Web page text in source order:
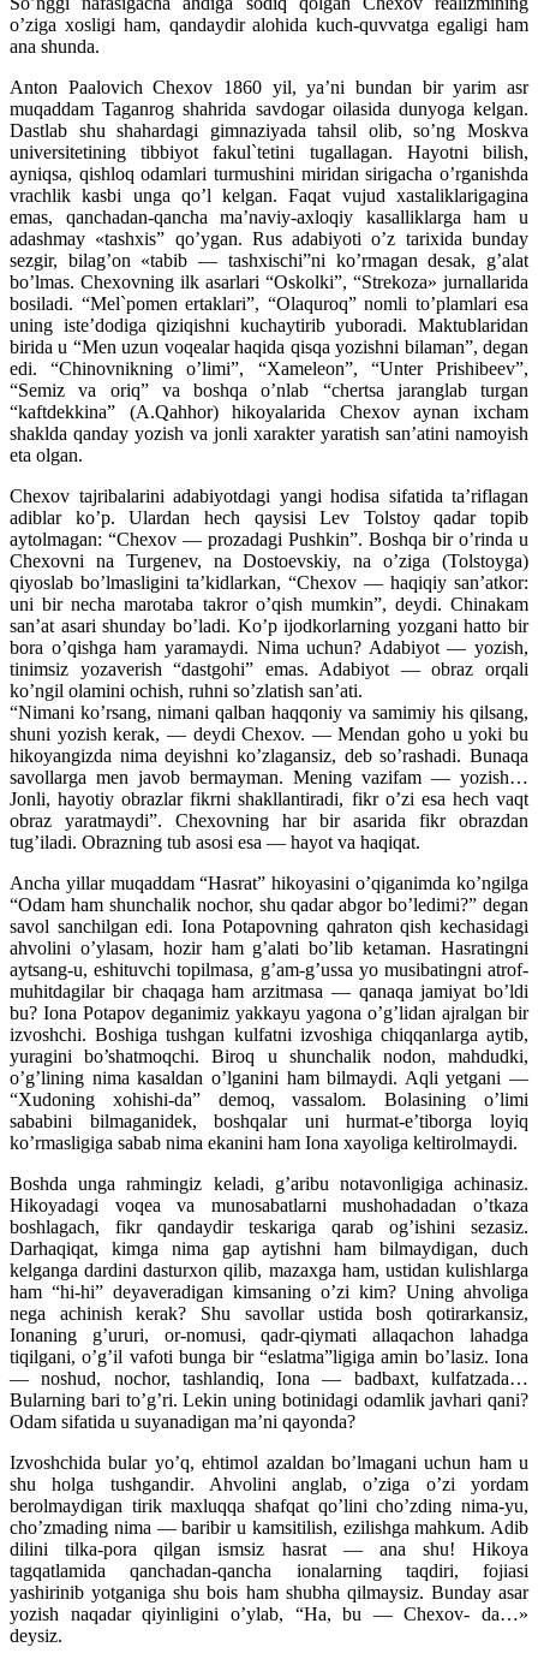
o’ziga xosligi ham, qandaydir alohida kuch-quvvatga egaligi ham
ana shunda.
Anton Paalovich Chexov 1860 yil, ya’ni bundan bir yarim asr
muqaddam Taganrog shahrida savdogar oilasida dunyoga kelgan.
Dastlab shu shahardagi gimnaziyada tahsil olib, so’ng Moskva
universitetining tibbiyot fakul`tetini tugallagan. Hayotni bilish,
ayniqsa, qishloq odamlari turmushini miridan sirigacha o’rganishda
vrachlik kasbi unga qo’l kelgan. Faqat vujud xastaliklarigagina
emas, qanchadan-qancha ma’naviy-axloqiy kasalliklarga ham u
adashmay «tashxis” qo’ygan. Rus adabiyoti o’z tarixida bunday
sezgir, bilag’on «tabib — tashxischi”ni ko’rmagan desak, g’alat
bo’lmas. Chexovning ilk asarlari “Oskolki”, “Strekoza» jurnallarida
bosiladi. “Mel`pomen ertaklari”, “Olaquroq” nomli to’plamlari esa
uning iste’dodiga qiziqishni kuchaytirib yuboradi. Maktublaridan
birida u “Men uzun voqealar haqida qisqa yozishni bilaman”, degan
edi. “Chinovnikning o’limi”, “Xameleon”, “Unter Prishibeev”,
“Semiz va oriq” va boshqa o’nlab “chertsa jaranglab turgan
“kaftdekkina” (A.Qahhor) hikoyalarida Chexov aynan ixcham
shaklda qanday yozish va jonli xarakter yaratish san’atini namoyish
eta olgan.
Chexov tajribalarini adabiyotdagi yangi hodisa sifatida ta’riflagan
adiblar ko’p. Ulardan hech qaysisi Lev Tolstoy qadar topib
aytolmagan: “Chexov — prozadagi Pushkin”. Boshqa bir o’rinda u
Chexovni na Turgenev, na Dostoevskiy, na o’ziga (Tolstoyga)
qiyoslab bo’lmasligini ta’kidlarkan, “Chexov — haqiqiy san’atkor:
uni bir necha marotaba takror o’qish mumkin”, deydi. Chinakam
san’at asari shunday bo’ladi. Ko’p ijodkorlarning yozgani hatto bir
bora o’qishga ham yaramaydi. Nima uchun? Adabiyot — yozish,
tinimsiz yozaverish “dastgohi” emas. Adabiyot — obraz orqali
ko’ngil olamini ochish, ruhni so’zlatish san’ati.
“Nimani ko’rsang, nimani qalban haqqoniy va samimiy his qilsang,
shuni yozish kerak, — deydi Chexov. — Mendan goho u yoki bu
hikoyangizda nima deyishni ko’zlagansiz, deb so’rashadi. Bunaqa
savollarga men javob bermayman. Mening vazifam — yozish…
Jonli, hayotiy obrazlar fikrni shakllantiradi, fikr o’zi esa hech vaqt
obraz yaratmaydi”. Chexovning har bir asarida fikr obrazdan
tug’iladi. Obrazning tub asosi esa — hayot va haqiqat.
Ancha yillar muqaddam “Hasrat” hikoyasini o’qiganimda ko’ngilga
“Odam ham shunchalik nochor, shu qadar abgor bo’ledimi?” degan
savol sanchilgan edi. Iona Potapovning qahraton qish kechasidagi
ahvolini o’ylasam, hozir ham g’alati bo’lib ketaman. Hasratingni
aytsang-u, eshituvchi topilmasa, g’am-g’ussa yo musibatingni atrof-
muhitdagilar bir chaqaga ham arzitmasa — qanaqa jamiyat bo’ldi
bu? Iona Potapov deganimiz yakkayu yagona o’g’lidan ajralgan bir
izvoshchi. Boshiga tushgan kulfatni izvoshiga chiqqanlarga aytib,
yuragini bo’shatmoqchi. Biroq u shunchalik nodon, mahdudki,
o’g’lining nima kasaldan o’lganini ham bilmaydi. Aqli yetgani —
“Xudoning xohishi-da” demoq, vassalom. Bolasining o’limi
sababini bilmaganidek, boshqalar uni hurmat-e’tiborga loyiq
ko’rmasligiga sabab nima ekanini ham Iona xayoliga keltirolmaydi.
Boshda unga rahmingiz keladi, g’aribu notavonligiga achinasiz.
Hikoyadagi voqea va munosabatlarni mushohadadan o’tkaza
boshlagach, fikr qandaydir teskariga qarab og’ishini sezasiz.
Darhaqiqat, kimga nima gap aytishni ham bilmaydigan, duch
kelganga dardini dasturxon qilib, mazaxga ham, ustidan kulishlarga
ham “hi-hi” deyaveradigan kimsaning o’zi kim? Uning ahvoliga
nega achinish kerak? Shu savollar ustida bosh qotirarkansiz,
Ionaning g’ururi, or-nomusi, qadr-qiymati allaqachon lahadga
tiqilgani, o’g’il vafoti bunga bir “eslatma”ligiga amin bo’lasiz. Iona
— noshud, nochor, tashlandiq, Iona — badbaxt, kulfatzada…
Bularning bari to’g’ri. Lekin uning botinidagi odamlik javhari qani?
Odam sifatida u suyanadigan ma’ni qayonda?
Izvoshchida bular yo’q, ehtimol azaldan bo’lmagani uchun ham u
shu holga tushgandir. Ahvolini anglab, o’ziga o’zi yordam
berolmaydigan tirik maxluqqa shafqat qo’lini cho’zding nima-yu,
cho’zmading nima — baribir u kamsitilish, ezilishga mahkum. Adib
dilini tilka-pora qilgan ismsiz hasrat — ana shu! Hikoya
tagqatlamida qanchadan-qancha ionalarning taqdiri, fojiasi
yashirinib yotganiga shu bois ham shubha qilmaysiz. Bunday asar
yozish naqadar qiyinligini o’ylab, “Ha, bu — Chexov- da…»
deysiz.